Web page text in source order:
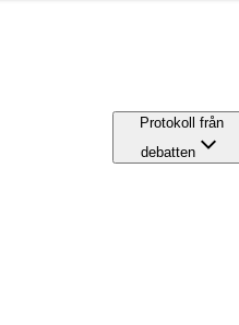
Protokoll från
debatten